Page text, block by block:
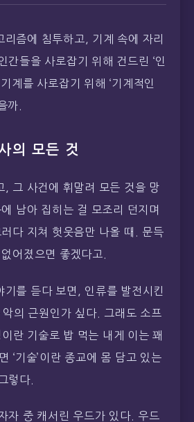
리즘에 침투하고, 기계 속에 자리
간들을 사로잡기 위해 건드린 ‘인
계를 사로잡기 위해 ‘기계적인
까.
의 모든 것
, 그 사건에 휘말려 모든 것을 망
남아 집히는 걸 모조리 던지며
다 지쳐 헛웃음만 나올 때. 문득
어졌으면 좋겠다고.
기를 듣다 보면, 인류를 발전시킨
악의 근원인가 싶다. 그래도 소프
란 기술로 밥 먹는 내게 이는 꽤
‘기술’이란 종교에 몸 담고 있는
렇다.
자 중 캐서린 우드가 있다. 우드